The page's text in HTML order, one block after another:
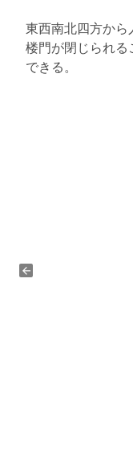
東西南北四方から
楼門が閉じられ
できる。